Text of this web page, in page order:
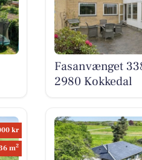
Fasanvænget
2980 Kokkedal
kr
m2